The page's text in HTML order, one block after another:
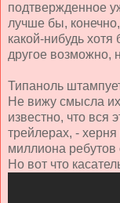
подтвержденное
лучше бы,
какой-нибудь хотя
другое возможно,
Типаноль
Не вижу смысла
известно, что вся
трейлерах, -
миллиона ребутов
Но вот что